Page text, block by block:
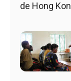
de Hong